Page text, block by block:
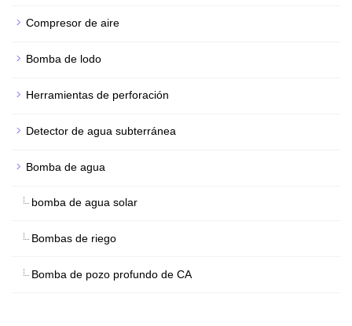
Compresor de aire
Bomba de lodo
Herramientas de perforación
Detector de agua subterránea
Bomba de agua
bomba de agua solar
Bombas de riego
Bomba de pozo profundo de CA